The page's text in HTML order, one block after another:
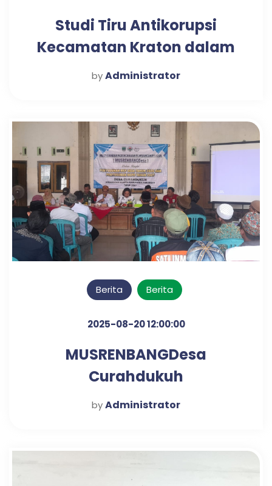
Studi Tiru Antikorupsi
Kecamatan Kraton dalam
Mewujudkan Pelayanan
byAdministrator
Berita Berita
2025-08-20 12:00:00
MUSRENBANGDesa
Curahdukuh
byAdministrator